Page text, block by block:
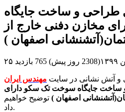
طراحی و ساخت جایگاه
مخازن دفنی خارج از
اصفهان )
765 بازدید
و آتش نشانی در سایت مهندس ایران
ساخت جایگاه سوخت تک سکو دارای
اصفهان ) توضیح خواهیم
داد.